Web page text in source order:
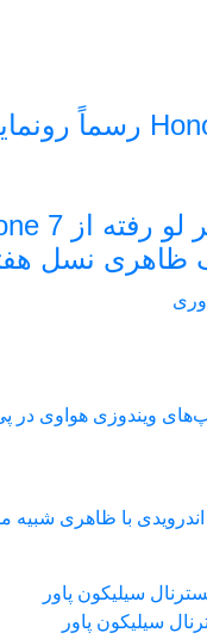
ظاهری نسل
ویندوزی هواوی در
با ظاهری
سیلیکون پاور